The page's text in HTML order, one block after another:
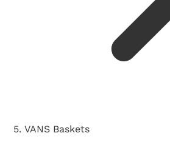
VANS Baskets